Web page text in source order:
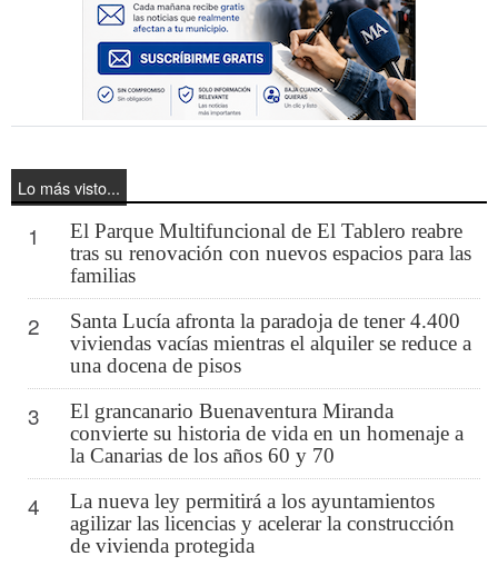
Lo más visto...
1
El Parque Multifuncional de El Tablero reabre
tras su renovación con nuevos espacios para las
familias
2
Santa Lucía afronta la paradoja de tener 4.400
viviendas vacías mientras el alquiler se reduce a
una docena de pisos
3
El grancanario Buenaventura Miranda
convierte su historia de vida en un homenaje a
la Canarias de los años 60 y 70
4
La nueva ley permitirá a los ayuntamientos
agilizar las licencias y acelerar la construcción
de vivienda protegida